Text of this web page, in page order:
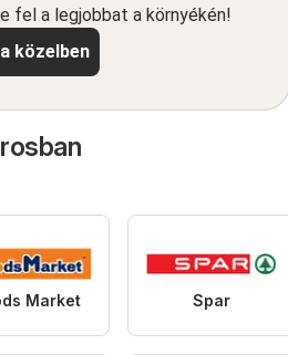
fel a legjobbat a környékén!
közelben
Market Spar